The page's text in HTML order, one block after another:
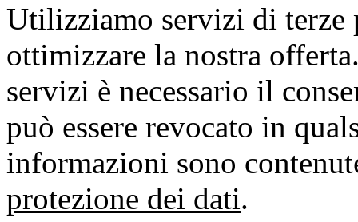
Utilizziamo servizi di terze
ottimizzare la nostra
servizi è necessario il
può essere revocato in
informazioni sono
protezione dei dati.